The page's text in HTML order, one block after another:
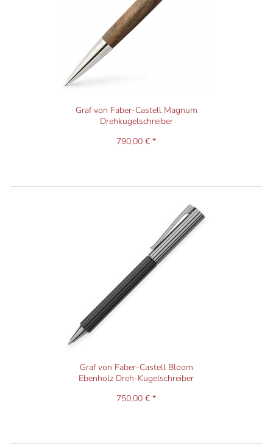
Graf von Faber-Castell Magnum
Drehkugelschreiber
790,00 € *
Graf von Faber-Castell Bloom
Ebenholz Dreh-Kugelschreiber
750,00 € *